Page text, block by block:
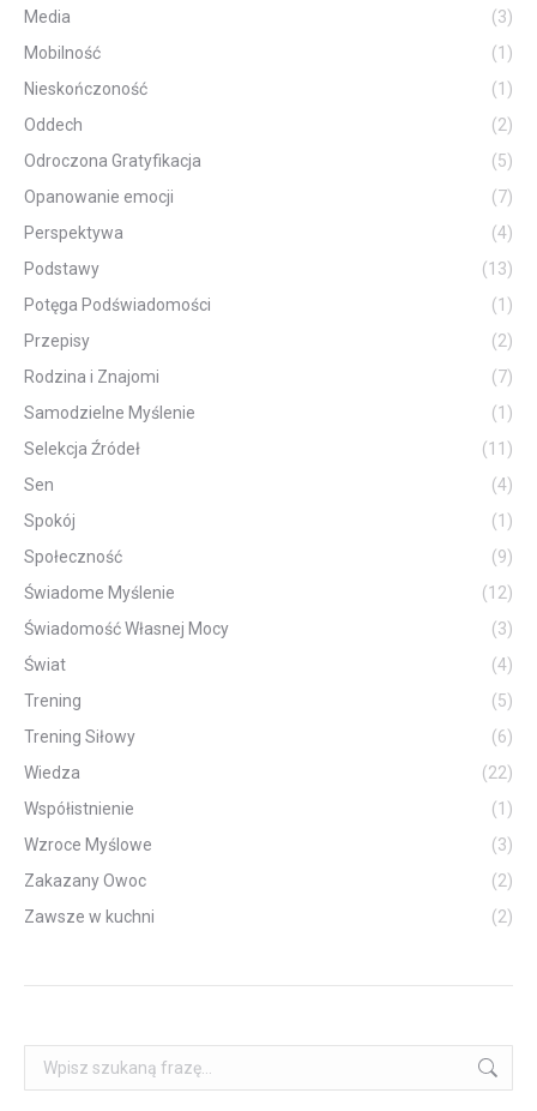
Media
(3)
Mobilność
(1)
Nieskończoność
(1)
Oddech
(2)
Odroczona Gratyfikacja
(5)
Opanowanie emocji
(7)
Perspektywa
(4)
Podstawy
(13)
Potęga Podświadomości
(1)
Przepisy
(2)
Rodzina i Znajomi
(7)
Samodzielne Myślenie
(1)
Selekcja Źródeł
(11)
Sen
(4)
Spokój
(1)
Społeczność
(9)
Świadome Myślenie
(12)
Świadomość Własnej Mocy
(3)
Świat
(4)
Trening
(5)
Trening Siłowy
(6)
Wiedza
(22)
Współistnienie
(1)
Wzroce Myślowe
(3)
Zakazany Owoc
(2)
Zawsze w kuchni
(2)
Szukaj: